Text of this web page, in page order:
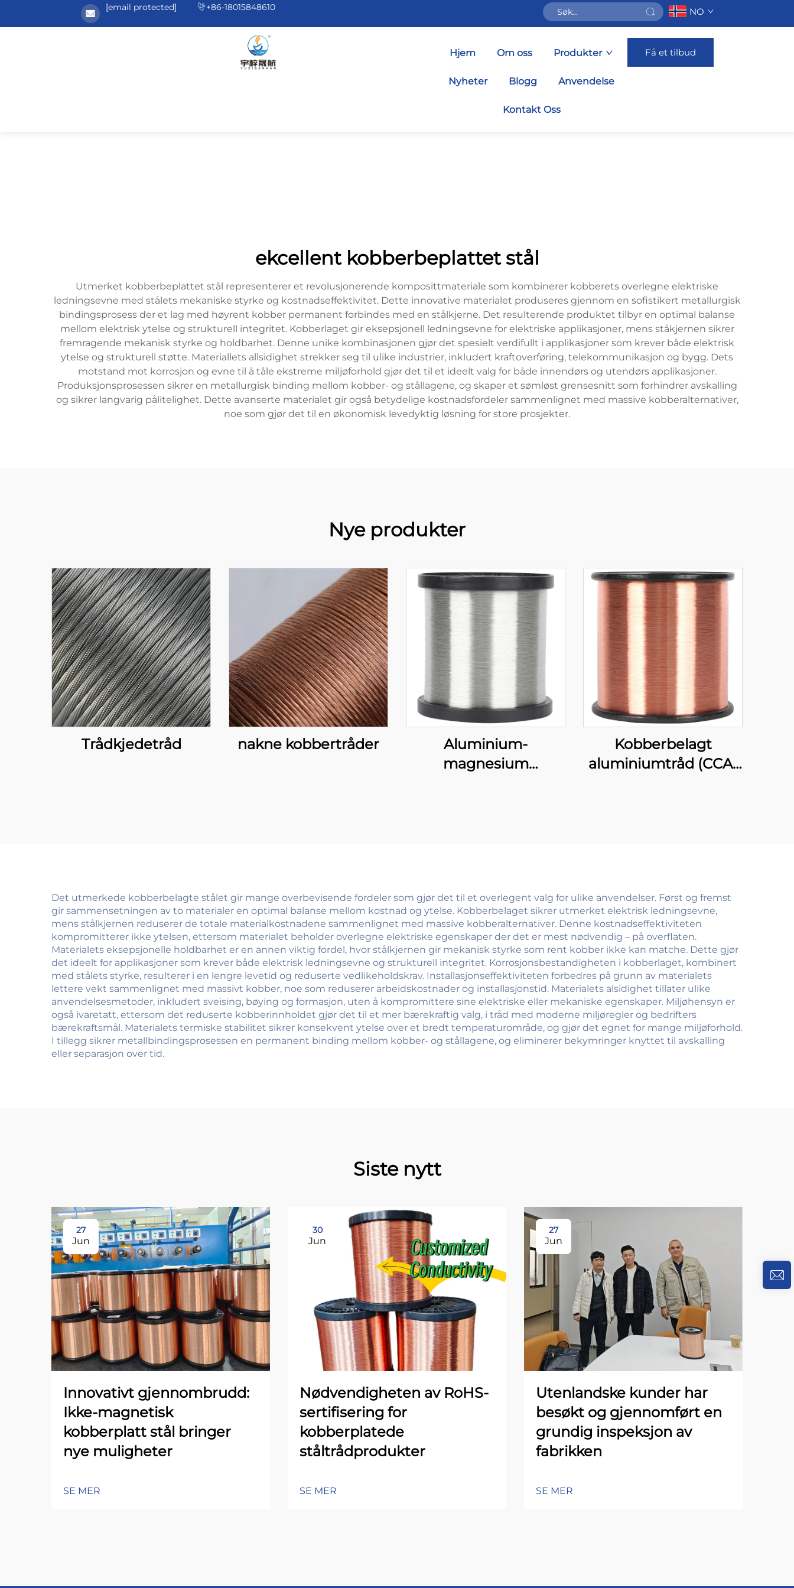
[email protected] +86-18015848610 NO
Hjem Om oss Produkter
Nyheter Blogg Anvendelse
Kontakt Oss
Få et tilbud
ekcellent kobberbeplattet stål
Utmerket kobberbeplattet stål representerer et revolusjonerende komposittmateriale som kombinerer kobberets overlegne elektriske
ledningsevne med stålets mekaniske styrke og kostnadseffektivitet. Dette innovative materialet produseres gjennom en sofistikert metallurgisk
bindingsprosess der et lag med høyrent kobber permanent forbindes med en stålkjerne. Det resulterende produktet tilbyr en optimal balanse
mellom elektrisk ytelse og strukturell integritet. Kobberlaget gir eksepsjonell ledningsevne for elektriske applikasjoner, mens ståkjernen sikrer
fremragende mekanisk styrke og holdbarhet. Denne unike kombinasjonen gjør det spesielt verdifullt i applikasjoner som krever både elektrisk
ytelse og strukturell støtte. Materiallets allsidighet strekker seg til ulike industrier, inkludert kraftoverføring, telekommunikasjon og bygg. Dets
motstand mot korrosjon og evne til å tåle ekstreme miljøforhold gjør det til et ideelt valg for både innendørs og utendørs applikasjoner.
Produksjonsprosessen sikrer en metallurgisk binding mellom kobber- og stållagene, og skaper et sømløst grensesnitt som forhindrer avskalling
og sikrer langvarig pålitelighet. Dette avanserte materialet gir også betydelige kostnadsfordeler sammenlignet med massive kobberalternativer,
noe som gjør det til en økonomisk levedyktig løsning for store prosjekter.
Nye produkter
Trådkjedetråd nakne kobbertråder
Aluminium-
magnesium
Kobberbelagt
aluminiumtråd (CCA-
Det utmerkede kobberbelagte stålet gir mange overbevisende fordeler som gjør det til et overlegent valg for ulike anvendelser. Først og fremst
gir sammensetningen av to materialer en optimal balanse mellom kostnad og ytelse. Kobberbelaget sikrer utmerket elektrisk ledningsevne,
mens stålkjernen reduserer de totale materialkostnadene sammenlignet med massive kobberalternativer. Denne kostnadseffektiviteten
kompromitterer ikke ytelsen, ettersom materialet beholder overlegne elektriske egenskaper der det er mest nødvendig – på overflaten.
Materialets eksepsjonelle holdbarhet er en annen viktig fordel, hvor stålkjernen gir mekanisk styrke som rent kobber ikke kan matche. Dette gjør
det ideelt for applikasjoner som krever både elektrisk ledningsevne og strukturell integritet. Korrosjonsbestandigheten i kobberlaget, kombinert
med stålets styrke, resulterer i en lengre levetid og reduserte vedlikeholdskrav. Installasjonseffektiviteten forbedres på grunn av materialets
lettere vekt sammenlignet med massivt kobber, noe som reduserer arbeidskostnader og installasjonstid. Materialets alsidighet tillater ulike
anvendelsesmetoder, inkludert sveising, bøying og formasjon, uten å kompromittere sine elektriske eller mekaniske egenskaper. Miljøhensyn er
også ivaretatt, ettersom det reduserte kobberinnholdet gjør det til et mer bærekraftig valg, i tråd med moderne miljøregler og bedrifters
bærekraftsmål. Materialets termiske stabilitet sikrer konsekvent ytelse over et bredt temperaturområde, og gjør det egnet for mange miljøforhold.
I tillegg sikrer metallbindingsprosessen en permanent binding mellom kobber- og stållagene, og eliminerer bekymringer knyttet til avskalling
eller separasjon over tid.
Siste nytt
27
Jun
Innovativt gjennombrudd:
Ikke-magnetisk
kobberplatt stål bringer
nye muligheter
SE MER
30
Jun
Nødvendigheten av RoHS-
sertifisering for
kobberplatede
ståltrådprodukter
SE MER
27
Jun
Utenlandske kunder har
besøkt og gjennomført en
grundig inspeksjon av
fabrikken
SE MER